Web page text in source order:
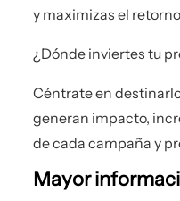
y maximizas el
¿Dónde inviertes tu
Céntrate en
generan impacto,
de cada campaña y
Mayor